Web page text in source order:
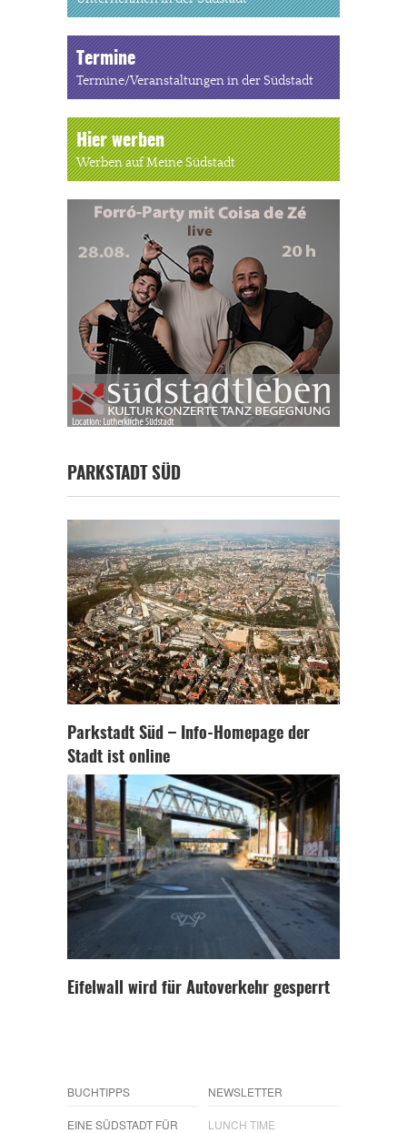
Termine
Termine/Veranstaltungen in der Südstadt
Hier werben
Werben auf Meine Südstadt
PARKSTADT SÜD
Parkstadt Süd – Info-Homepage der
Stadt ist online
Eifelwall wird für Autoverkehr gesperrt
BUCHTIPPS
EINE SÜDSTADT FÜR
NEWSLETTER
LUNCH TIME